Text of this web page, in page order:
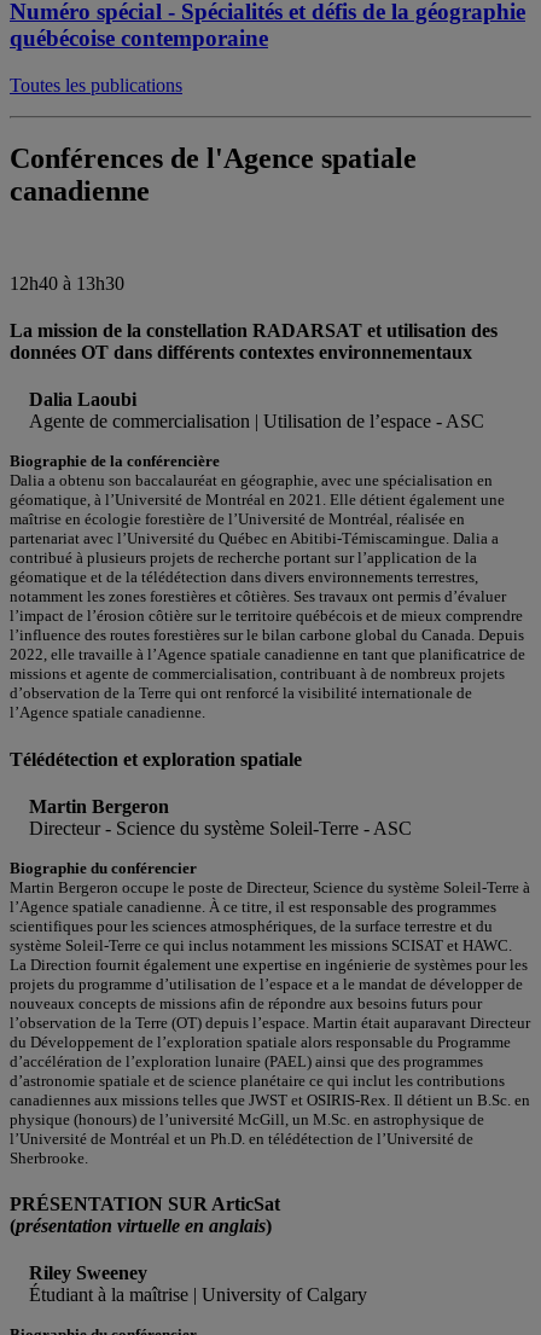
Numéro spécial - Spécialités et défis de la géographie
québécoise contemporaine
Toutes les publications
Conférences de l'Agence spatiale
canadienne
12h40 à 13h30
La mission de la constellation RADARSAT et utilisation des
données OT dans différents contextes environnementaux
Dalia Laoubi
Agente de commercialisation | Utilisation de l’espace - ASC
Biographie de la conférencière
Dalia a obtenu son baccalauréat en géographie, avec une spécialisation en
géomatique, à l’Université de Montréal en 2021. Elle détient également une
maîtrise en écologie forestière de l’Université de Montréal, réalisée en
partenariat avec l’Université du Québec en Abitibi-Témiscamingue. Dalia a
contribué à plusieurs projets de recherche portant sur l’application de la
géomatique et de la télédétection dans divers environnements terrestres,
notamment les zones forestières et côtières. Ses travaux ont permis d’évaluer
l’impact de l’érosion côtière sur le territoire québécois et de mieux comprendre
l’influence des routes forestières sur le bilan carbone global du Canada. Depuis
2022, elle travaille à l’Agence spatiale canadienne en tant que planificatrice de
missions et agente de commercialisation, contribuant à de nombreux projets
d’observation de la Terre qui ont renforcé la visibilité internationale de
l’Agence spatiale canadienne.
Télédétection et exploration spatiale
Martin Bergeron
Directeur - Science du système Soleil-Terre - ASC
Biographie du conférencier
Martin Bergeron occupe le poste de Directeur, Science du système Soleil-Terre à
l’Agence spatiale canadienne. À ce titre, il est responsable des programmes
scientifiques pour les sciences atmosphériques, de la surface terrestre et du
système Soleil-Terre ce qui inclus notamment les missions SCISAT et HAWC.
La Direction fournit également une expertise en ingénierie de systèmes pour les
projets du programme d’utilisation de l’espace et a le mandat de développer de
nouveaux concepts de missions afin de répondre aux besoins futurs pour
l’observation de la Terre (OT) depuis l’espace. Martin était auparavant Directeur
du Développement de l’exploration spatiale alors responsable du Programme
d’accélération de l’exploration lunaire (PAEL) ainsi que des programmes
d’astronomie spatiale et de science planétaire ce qui inclut les contributions
canadiennes aux missions telles que JWST et OSIRIS-Rex. Il détient un B.Sc. en
physique (honours) de l’université McGill, un M.Sc. en astrophysique de
l’Université de Montréal et un Ph.D. en télédétection de l’Université de
Sherbrooke.
PRÉSENTATION SUR ArticSat
(présentation virtuelle en anglais)
Riley Sweeney
Étudiant à la maîtrise | University of Calgary